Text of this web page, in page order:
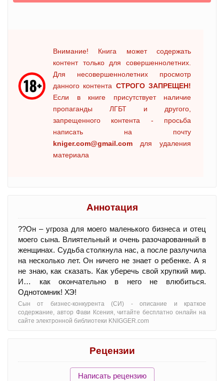
Внимание! Книга может содержать
контент только для совершеннолетних.
Для несовершеннолетних просмотр
данного контента СТРОГО ЗАПРЕЩЕН!
Если в книге присутствует наличие
пропаганды ЛГБТ и другого,
запрещенного контента - просьба
написать на почту
kniger.com@gmail.com для удаления
материала
Аннотация
??Он – угроза для моего маленького бизнеса и отец
моего сына. Влиятельный и очень разочарованный в
женщинах. Судьба столкнула нас, а после разлучила
на несколько лет. Он ничего не знает о ребенке. А я
не знаю, как сказать. Как уберечь свой хрупкий мир.
И… как окончательно в него не влюбиться.
Однотомник! ХЭ!
Сын от бизнес-конкурента (СИ) - oписание и краткое
содержание, автор Фави Ксения, читайте бесплатно онлайн на
сайте электронной библиотеки KNIGGER.com
Рецензии
Написать рецензию